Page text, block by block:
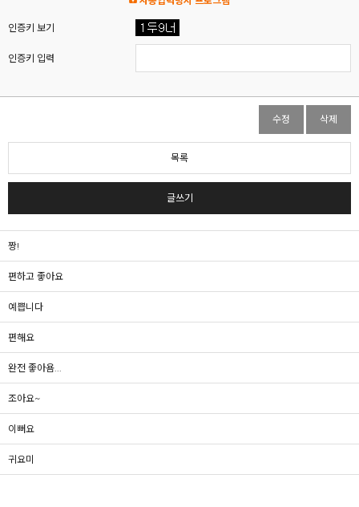
인증키 보기
인증키 입력
수정 삭제
목록
글쓰기
짱!
편하고 좋아요
예쁩니다
편해요
완전 좋아욤...
조아요~
이뻐요
귀요미